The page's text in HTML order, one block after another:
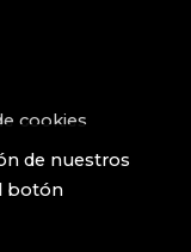
cookies
de nuestros
botón